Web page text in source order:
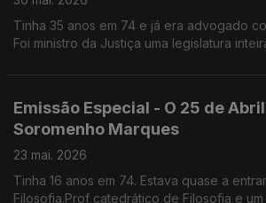
Tinha 35 anos em 74 e já era advogado
Foi ministro da Justiça uma legislatura
Emissão Especial - O 25 de
Soromenho Marques
23 mai. 2026
Tinha 16 anos em 74. Estava quase a
Filosofia.Prof catedrático de Filosofia e